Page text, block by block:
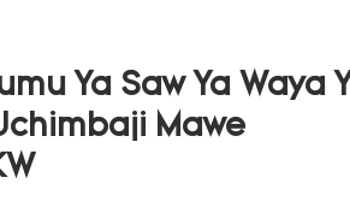
Ya Saw Ya Waya
Mawe